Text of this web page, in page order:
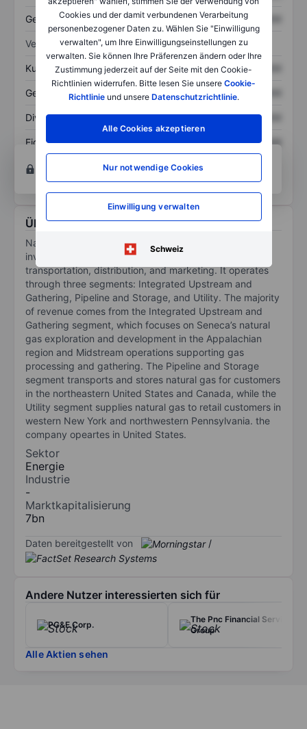
Cookies und der damit verbundenen Verarbeitung
personenbezogener Daten zu. Wählen Sie "Einwilligung
verwalten", um Ihre Einwilligungseinstellungen zu
verwalten. Sie können Ihre Präferenzen ändern oder Ihre
Zustimmung jederzeit auf der Seite mit den Cookie-
Richtlinien widerrufen. Bitte lesen Sie unsere Cookie-
Richtlinieund unsere Datenschutzrichtlinie.
Alle Cookies akzeptieren
Nur notwendige Cookies
Einwilligung verwalten
Schweiz
Gesamtschulden XXXXXXX XXXXXXX
Verhältnisse
Kurs/Umsatz XXXXXXX XXXXXXX
Gewinn je Aktie XXXXXXX
Dividende je Aktie XXXXXXX XXXXXXX
Eigenkapitalrendite XXXXXXX
XXXXXXX
Konto eröffnenum Zugriff auf mehr Diagramm-
und Analyse-Tools zu erhalten.
Über National Fuel Gas Co.
National Fuel Gas Co is a diversified energy company
involved in natural gas production, gathering,
transportation, distribution, and marketing. It operates
through three segments: Integrated Upstream and
Gathering, Pipeline and Storage, and Utility. The majority
of revenue comes from the Integrated Upstream and
Gathering segment, which focuses on Seneca’s natural
gas exploration and development in the Appalachian
region and Midstream operations supporting gas
processing and gathering. The Pipeline and Storage
segment transports and stores natural gas for customers
in the northeastern United States and Canada, while the
Utility segment supplies natural gas to retail customers in
western New York and northwestern Pennsylvania. the
company opeartes in United States.
Sektor
Energie
Industrie
-
Marktkapitalisierung
7bn
Daten bereitgestellt von /
Andere Nutzer interessierten sich für
PG&E Corp.
The Pnc Financial Services
Group
Alle Aktien sehen